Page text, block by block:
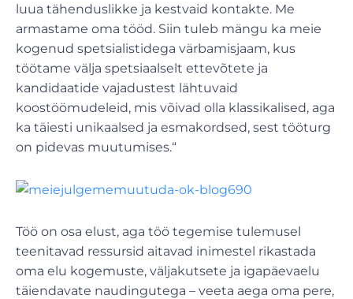
luua tähenduslikke ja kestvaid kontakte. Me
armastame oma tööd. Siin tuleb mängu ka meie
kogenud spetsialistidega värbamisjaam, kus
töötame välja spetsiaalselt ettevõtete ja
kandidaatide vajadustest lähtuvaid
koostöömudeleid, mis võivad olla klassikalised, aga
ka täiesti unikaalsed ja esmakordsed, sest tööturg
on pidevas muutumises.“
Töö on osa elust, aga töö tegemise tulemusel
teenitavad ressursid aitavad inimestel rikastada
oma elu kogemuste, väljakutsete ja igapäevaelu
täiendavate naudingutega – veeta aega oma pere,